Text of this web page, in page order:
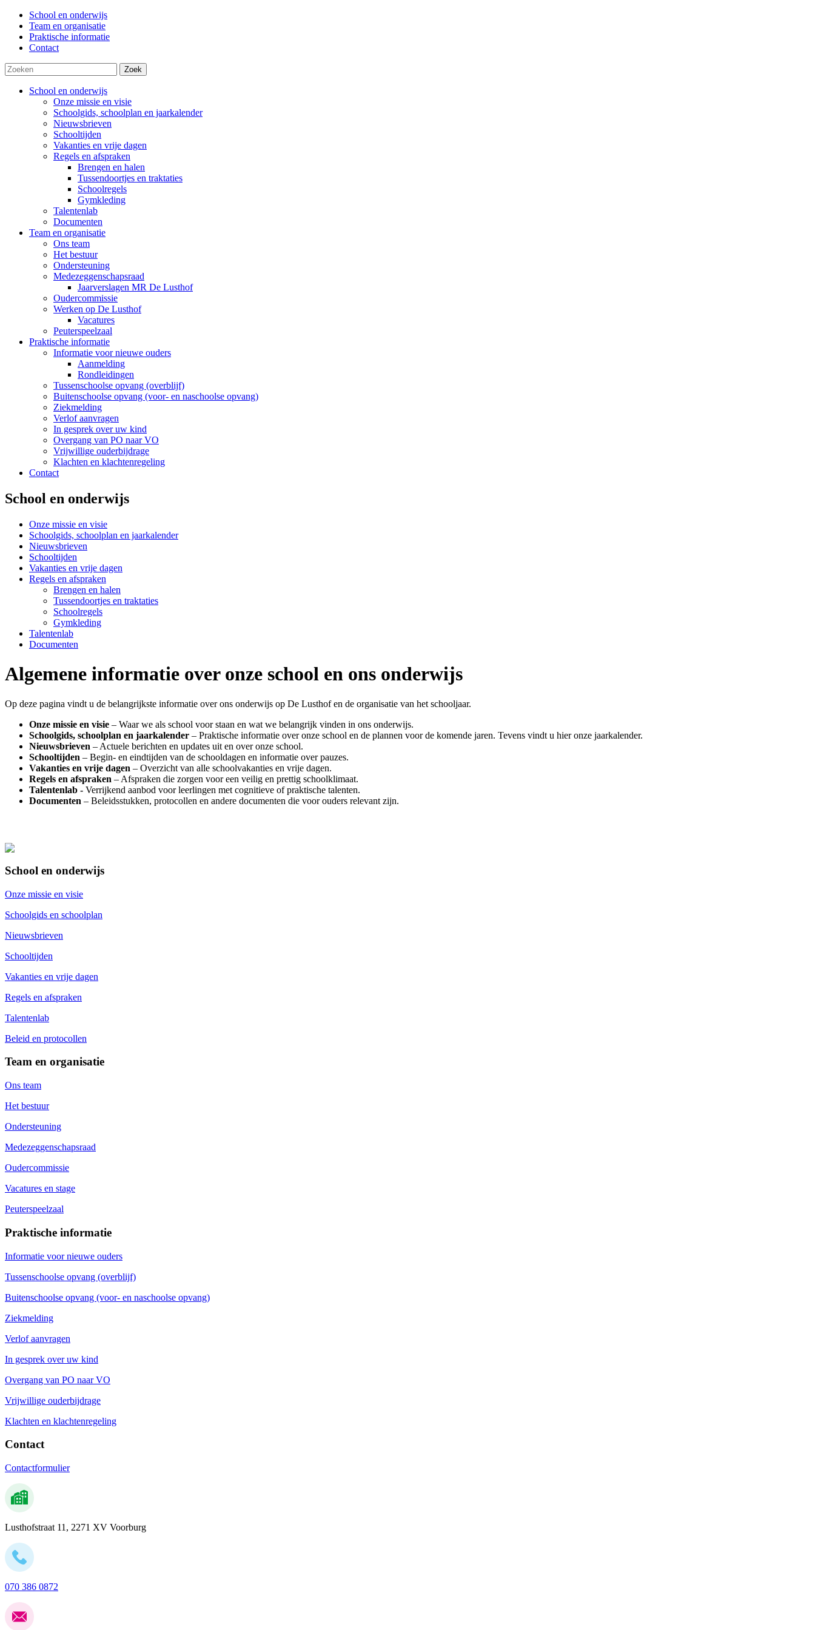
School en onderwijs
Team en organisatie
Praktische informatie
Contact
Zoek
School en onderwijs
Onze missie en visie
Schoolgids, schoolplan en jaarkalender
Nieuwsbrieven
Schooltijden
Vakanties en vrije dagen
Regels en afspraken
Brengen en halen
Tussendoortjes en traktaties
Schoolregels
Gymkleding
Talentenlab
Documenten
Team en organisatie
Ons team
Het bestuur
Ondersteuning
Medezeggenschapsraad
Jaarverslagen MR De Lusthof
Oudercommissie
Werken op De Lusthof
Vacatures
Peuterspeelzaal
Praktische informatie
Informatie voor nieuwe ouders
Aanmelding
Rondleidingen
Tussenschoolse opvang (overblijf)
Buitenschoolse opvang (voor- en naschoolse opvang)
Ziekmelding
Verlof aanvragen
In gesprek over uw kind
Overgang van PO naar VO
Vrijwillige ouderbijdrage
Klachten en klachtenregeling
Contact
School en onderwijs
Onze missie en visie
Schoolgids, schoolplan en jaarkalender
Nieuwsbrieven
Schooltijden
Vakanties en vrije dagen
Regels en afspraken
Brengen en halen
Tussendoortjes en traktaties
Schoolregels
Gymkleding
Talentenlab
Documenten
Algemene informatie over onze school en ons onderwijs
Op deze pagina vindt u de belangrijkste informatie over ons onderwijs op De Lusthof en de organisatie van het schooljaar.
Onze missie en visie – Waar we als school voor staan en wat we belangrijk vinden in ons onderwijs.
Schoolgids, schoolplan en jaarkalender – Praktische informatie over onze school en de plannen voor de komende jaren. Tevens vindt u hier onze jaarkalender.
Nieuwsbrieven – Actuele berichten en updates uit en over onze school.
Schooltijden – Begin- en eindtijden van de schooldagen en informatie over pauzes.
Vakanties en vrije dagen – Overzicht van alle schoolvakanties en vrije dagen.
Regels en afspraken – Afspraken die zorgen voor een veilig en prettig schoolklimaat.
Talentenlab - Verrijkend aanbod voor leerlingen met cognitieve of praktische talenten.
Documenten – Beleidsstukken, protocollen en andere documenten die voor ouders relevant zijn.
School en onderwijs
Onze missie en visie
Schoolgids en schoolplan
Nieuwsbrieven
Schooltijden
Vakanties en vrije dagen
Regels en afspraken
Talentenlab
Beleid en protocollen
Team en organisatie
Ons team
Het bestuur
Ondersteuning
Medezeggenschapsraad
Oudercommissie
Vacatures en stage
Peuterspeelzaal
Praktische informatie
Informatie voor nieuwe ouders
Tussenschoolse opvang (overblijf)
Buitenschoolse opvang (voor- en naschoolse opvang)
Ziekmelding
Verlof aanvragen
In gesprek over uw kind
Overgang van PO naar VO
Vrijwillige ouderbijdrage
Klachten en klachtenregeling
Contact
Contactformulier
Lusthofstraat 11, 2271 XV Voorburg
070 386 0872